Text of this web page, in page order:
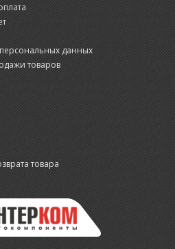
данных
товаров
товара